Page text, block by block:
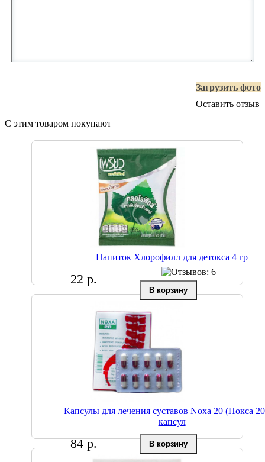
Загрузить фото
Оставить отзыв
С этим товаром покупают
Напиток Хлорофилл для детокса 4 гр
22 р.
Капсулы для лечения суставов Noxa 20 (Нокса
капсул
84 р.